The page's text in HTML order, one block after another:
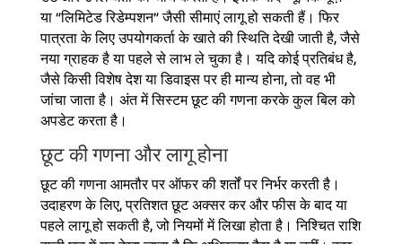
या “लिमिटेड रिडेम्पशन” जैसी सीमाएं लागू हो सकती हैं। फिर
पात्रता के लिए उपयोगकर्ता के खाते की स्थिति देखी जाती है, जैसे
नया ग्राहक है या पहले से लाभ ले चुका है। यदि कोई प्रतिबंध है,
जैसे किसी विशेष देश या डिवाइस पर ही मान्य होना, तो वह भी
जांचा जाता है। अंत में सिस्टम छूट की गणना करके कुल बिल को
अपडेट करता है।
छूट की गणना और लागू होना
छूट की गणना आमतौर पर ऑफर की शर्तों पर निर्भर करती है।
उदाहरण के लिए, प्रतिशत छूट अक्सर कर और फीस के बाद या
पहले लागू हो सकती है, जो नियमों में लिखा होता है। निश्चित राशि